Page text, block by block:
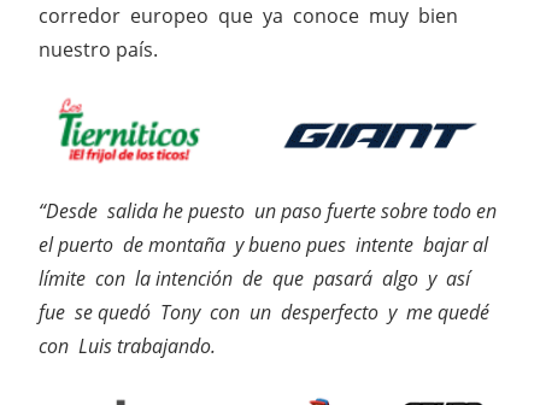
corredor europeo que ya conoce muy bien
nuestro país.
“Desde salida he puesto un paso fuerte sobre todo en
el puerto de montaña y bueno pues intente bajar al
límite con la intención de que pasará algo y así
fue se quedó Tony con un desperfecto y me quedé
con Luis trabajando.